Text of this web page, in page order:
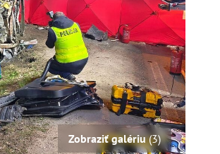
Zobraziť galériu(3)